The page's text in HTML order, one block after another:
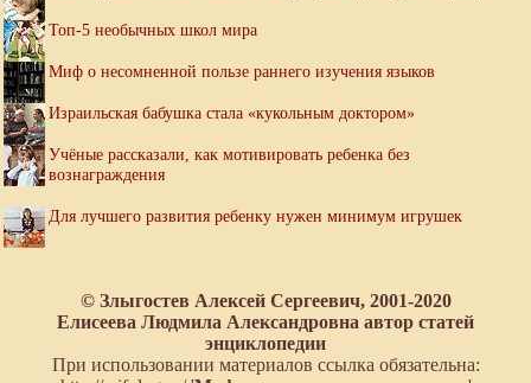
Топ-5 необычных школ мира
Миф о несомненной пользе раннего изучения языков
Израильская бабушка стала «кукольным доктором»
Учёные рассказали, как мотивировать ребенка без
вознаграждения
Для лучшего развития ребенку нужен минимум игрушек
© Злыгостев Алексей Сергеевич, 2001-2020
Елисеева Людмила Александровна автор статей
энциклопедии
При использовании материалов ссылка обязательна: